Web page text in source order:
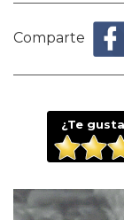
Comparte
¿Te